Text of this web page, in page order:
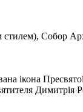
стилем), Собор
ікона
Димитрія